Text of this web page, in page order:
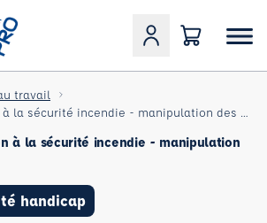
travail
à la sécurité incendie - manipulation
handicap